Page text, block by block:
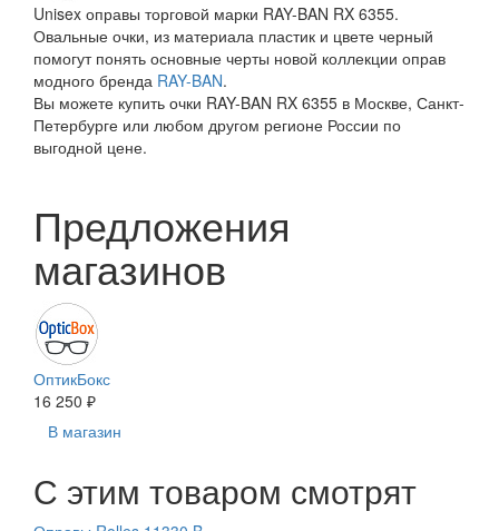
Unisex оправы торговой марки RAY-BAN RX 6355.
Овальные очки, из материала пластик и цвете черный
помогут понять основные черты новой коллекции оправ
модного бренда RAY-BAN.
Вы можете купить очки RAY-BAN RX 6355 в Москве, Санкт-
Петербурге или любом другом регионе России по
выгодной цене.
Предложения
магазинов
ОптикБокс
16 250 ₽
В магазин
С этим товаром смотрят